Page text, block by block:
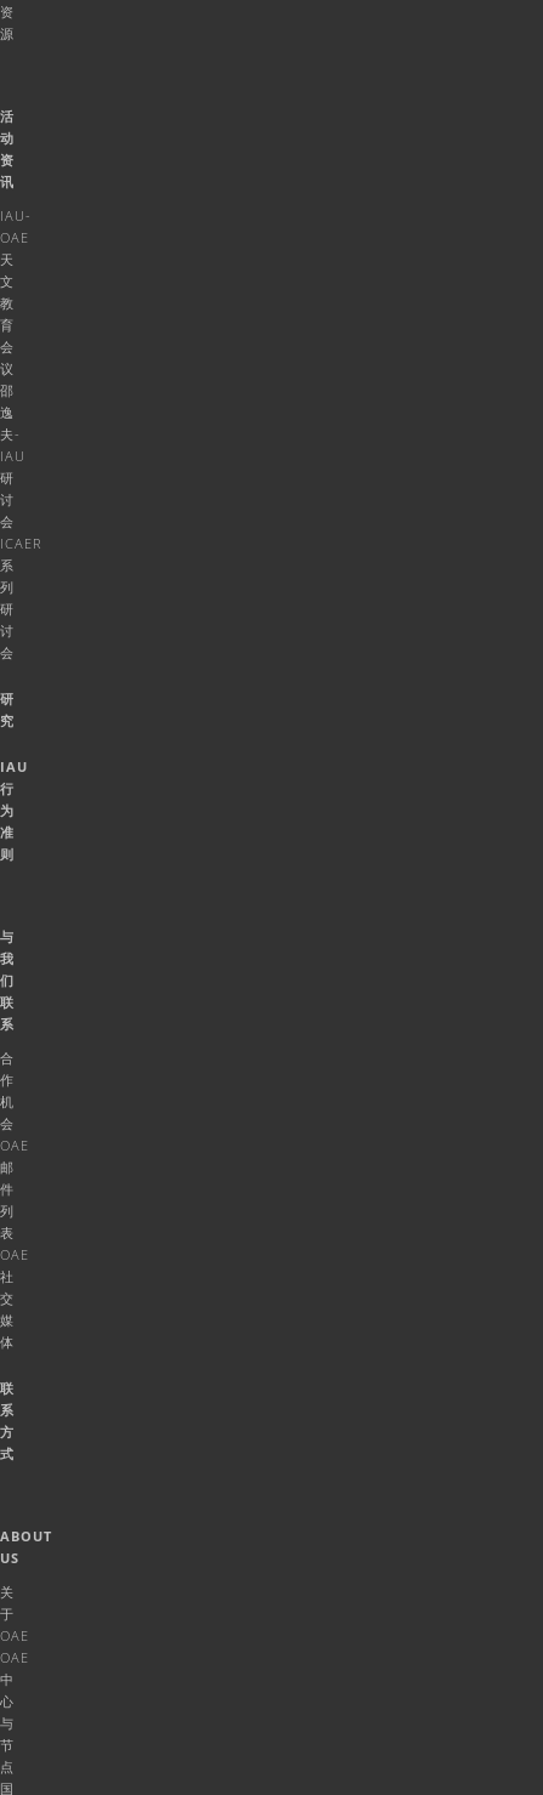
资
源
活
动
资
讯
IAU-
OAE
天
文
教
育
会
议
邵
逸
夫-
IAU
研
讨
会
ICAER
系
列
研
讨
会
研
究
IAU
行
为
准
则
与
我
们
联
系
合
作
机
会
OAE
邮
件
列
表
OAE
社
交
媒
体
联
系
方
式
ABOUT
US
关
于
OAE
OAE
中
心
与
节
点
国